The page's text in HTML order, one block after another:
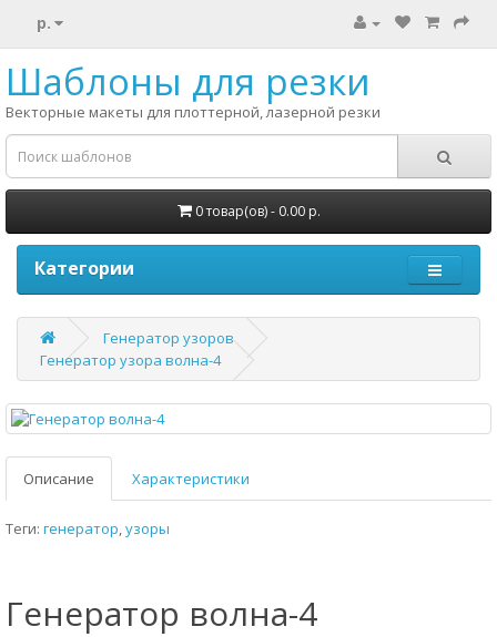
р.
Шаблоны для резки
Векторные макеты для плоттерной, лазерной резки
0 товар(ов) - 0.00 р.
Категории
Генератор узоров
Генератор узора волна-4
Описание Характеристики
Теги: генератор,узоры
Генератор волна-4